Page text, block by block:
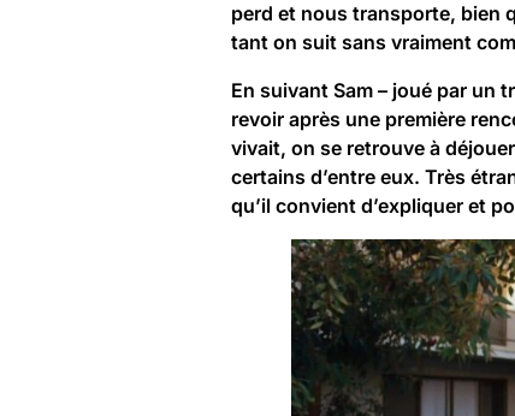
perd et nous transporte, bien
tant on suit sans vraiment
En suivant Sam – joué par un
revoir après une première
vivait, on se retrouve à
certains d’entre eux. Très
qu’il convient d’expliquer et